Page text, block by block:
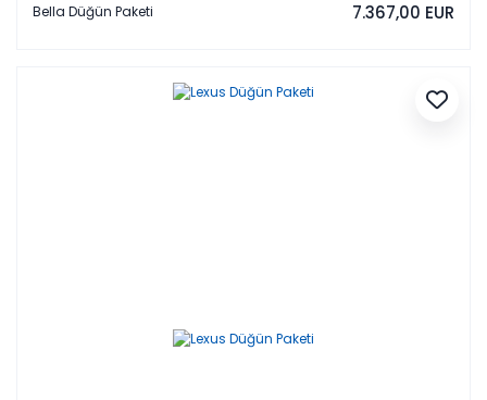
Bella Düğün Paketi 7.367,00 EUR